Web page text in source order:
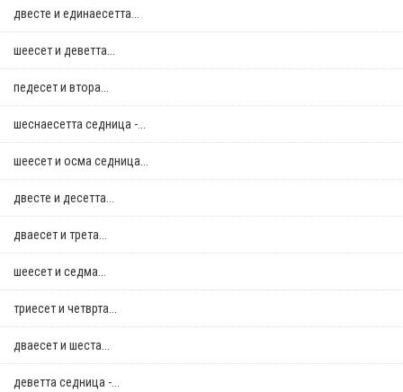
двестe и единаесетта...
шеесет и деветта...
педесет и втора...
шеснаесетта седница -...
шеесет и осма седница...
двестe и десетта...
дваесет и трета...
шеесет и седма...
триесет и четврта...
дваесет и шеста...
деветта седница -...